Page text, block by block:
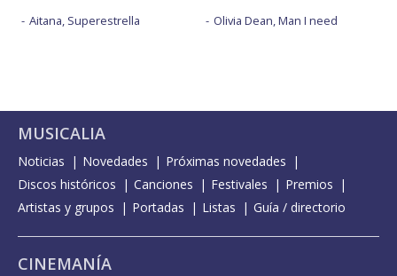
Aitana, Superestrella Olivia Dean, Man I need
MUSICALIA
Noticias Novedades
Próximas novedades
Discos históricos
Canciones Festivales
Premios
Artistas y grupos
Portadas Listas Guía / directorio
CINEMANÍA